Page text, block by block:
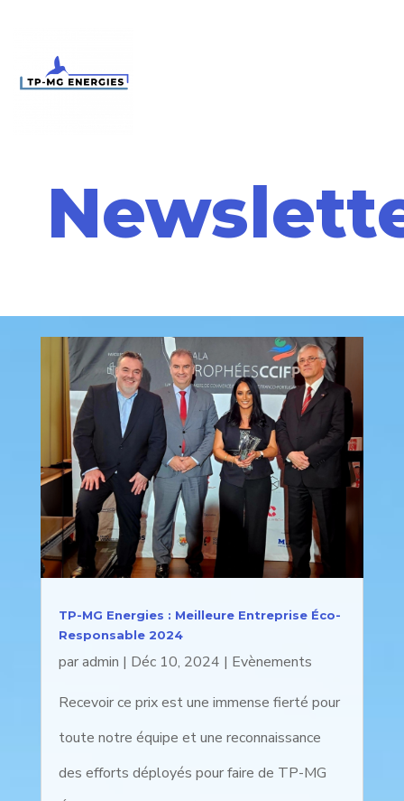
TP-MG Energies : Meilleure Entreprise Éco-
Responsable 2024
paradmin | Déc 10, 2024 | Evènements
Recevoir ce prix est une immense fierté pour
toute notre équipe et une reconnaissance
des efforts déployés pour faire de TP-MG